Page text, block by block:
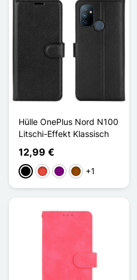
Hülle OnePlus Nord N100
Litschi-Effekt Klassisch
12,99 €
Schwarz
Rot ViolettBraun
+1